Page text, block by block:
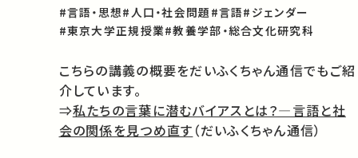
#言語・思想#人口・社会問題 #言語#ジェンダー
#東京大学正規授業#教養学部・総合文化研究科
こちらの講義の概要をだいふくちゃん通信でもご紹
介しています。
⇒私たちの言葉に潜むバイアスとは？—言語と社
会の関係を見つめ直す （だいふくちゃん通信）